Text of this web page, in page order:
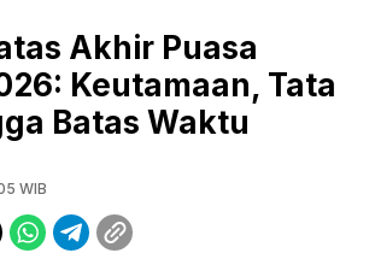
Akhir Puasa
Keutamaan, Tata
Batas Waktu
WIB